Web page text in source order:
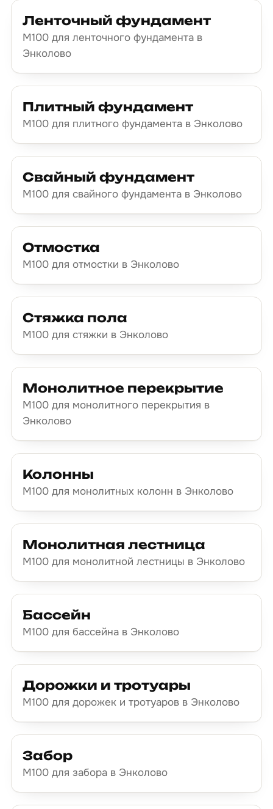
Ленточный фундамент
М100 для ленточного фундамента в
Энколово
Плитный фундамент
М100 для плитного фундамента в Энколово
Свайный фундамент
М100 для свайного фундамента в Энколово
Отмостка
М100 для отмостки в Энколово
Стяжка пола
М100 для стяжки в Энколово
Монолитное перекрытие
М100 для монолитного перекрытия в
Энколово
Колонны
М100 для монолитных колонн в Энколово
Монолитная лестница
М100 для монолитной лестницы в Энколово
Бассейн
М100 для бассейна в Энколово
Дорожки и тротуары
М100 для дорожек и тротуаров в Энколово
Забор
М100 для забора в Энколово